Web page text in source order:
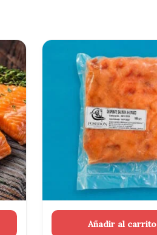
Añadir al carrito
precio
original
$8.000.
precio
actual
es:
$7.500.